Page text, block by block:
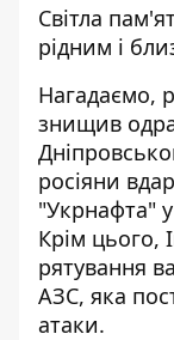
Світла
рідним і
Нагадаємо,
знищив
росіяни
"Укрнафта"
Крім цього,
рятування
АЗС, яка
атаки.